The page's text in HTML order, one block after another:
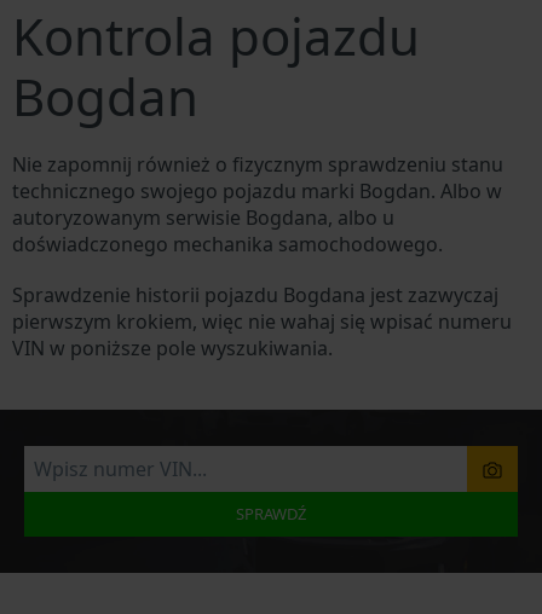
Kontrola pojazdu
Bogdan
Nie zapomnij również o fizycznym sprawdzeniu stanu
technicznego swojego pojazdu marki Bogdan. Albo w
autoryzowanym serwisie Bogdana, albo u
doświadczonego mechanika samochodowego.
Sprawdzenie historii pojazdu Bogdana jest zazwyczaj
pierwszym krokiem, więc nie wahaj się wpisać numeru
VIN w poniższe pole wyszukiwania.
SPRAWDŹ